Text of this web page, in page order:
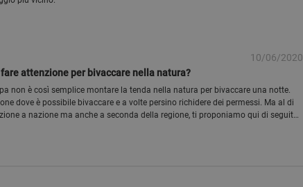
10/06/2020
fare attenzione per bivaccare nella natura?
non è così semplice montare la tenda nella natura per bivaccare una notte.
dove è possibile bivaccare e a volte persino richidere dei permessi. Ma al di
a nazione ma anche a seconda della regione, ti proponiamo qui di seguito
rispettare sempre quando si bivacca nella natura.